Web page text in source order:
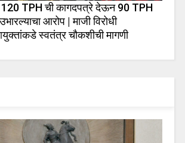
TPH ची कागदपत्रे देऊन 90 TPH
आरोप | माजी विरोधी
स्वतंत्र चौकशीची मागणी